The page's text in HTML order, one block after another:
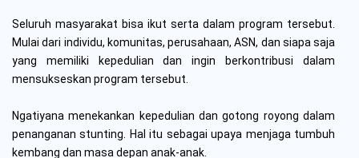
Seluruh masyarakat bisa ikut serta dalam program tersebut.
Mulai dari individu, komunitas, perusahaan, ASN, dan siapa saja
yang memiliki kepedulian dan ingin berkontribusi dalam
mensukseskan program tersebut.
Ngatiyana menekankan kepedulian dan gotong royong dalam
penanganan stunting. Hal itu sebagai upaya menjaga tumbuh
kembang dan masa depan anak-anak.